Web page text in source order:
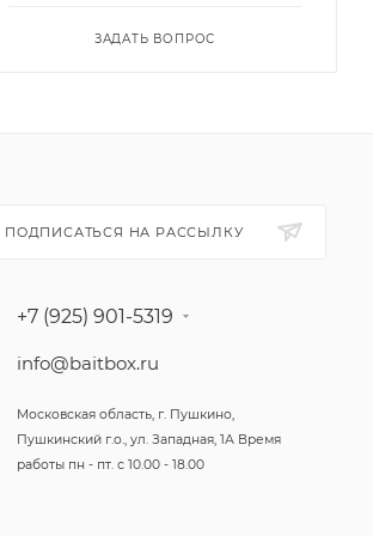
ЗАДАТЬ ВОПРОС
ПОДПИСАТЬСЯ НА РАССЫЛКУ
+7 (925) 901-5319
info@baitbox.ru
Московская область, г. Пушкино,
Пушкинский г.о., ул. Западная, 1А Время
работы пн - пт. с 10.00 - 18.00